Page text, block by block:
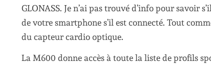
GLONASS. Je n’ai pas trouvé d’info pour savoir
de votre smartphone s’il est connecté. Tout
du capteur cardio optique.
La M600 donne accès à toute la liste de profils